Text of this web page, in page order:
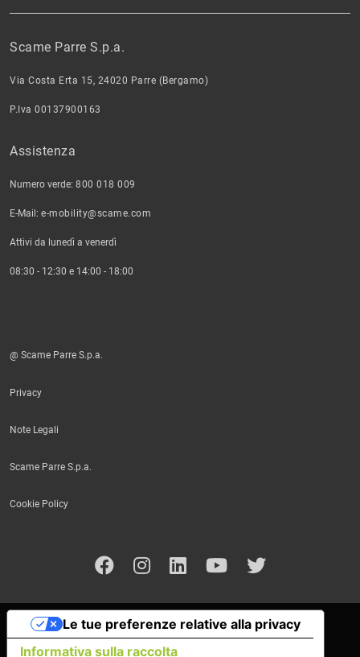
Scame Parre S.p.a.
Via Costa Erta 15, 24020 Parre (Bergamo)
P.Iva 00137900163
Assistenza
Numero verde: 800 018 009
E-Mail: e-mobility@scame.com
Attivi da lunedì a venerdì
08:30 - 12:30 e 14:00 - 18:00
@ Scame Parre S.p.a.
Privacy
Note Legali
Scame Parre S.p.a.
Cookie Policy
Informativa sulla raccolta
Le tue preferenze relative alla privacy